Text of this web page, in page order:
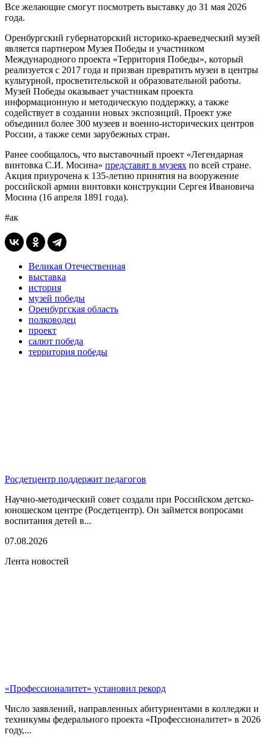
Все желающие смогут посмотреть выставку до 31 мая 2026
года.
Оренбургский губернаторский историко-краеведческий музей
является партнером Музея Победы и участником
Международного проекта «Территория Победы», который
реализуется с 2017 года и призван превратить музеи в центры
культурной, просветительской и образовательной работы.
Музей Победы оказывает участникам проекта
информационную и методическую поддержку, а также
содействует в создании новых экспозиций. Проект уже
объединил более 300 музеев и военно-исторических центров
России, а также семи зарубежных стран.
Ранее сообщалось, что выставочный проект «Легендарная
винтовка С.И. Мосина» представят в музеях по всей стране.
Акция приурочена к 135-летию принятия на вооружение
российской армии винтовки конструкции Сергея Ивановича
Мосина (16 апреля 1891 года).
#ак
Великая Отечественная
выставка
история
музей победы
Оренбургская область
полководец
проект
салют победа
территория победы
Росдетцентр поддержит педагогов
Научно-методический совет создали при Российском детско-
юношеском центре (Росдетцентр). Он займется вопросами
воспитания детей в...
07.08.2026
Лента новостей
«Профессионалитет» установил рекорд
Число заявлений, направленных абитуриентами в колледжи и
техникумы федерального проекта «Профессионалитет» в 2026
году,...